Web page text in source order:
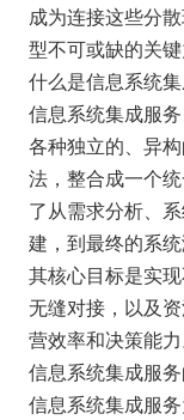
成为连接这些分
型不可或缺的关键
什么是信息系统
信息系统集成服
各种独立的、异
法，整合成一个
了从需求分析、
建，到最终的系
其核心目标是实
无缝对接，以及
营效率和决策能力
信息系统集成服
信息系统集成服